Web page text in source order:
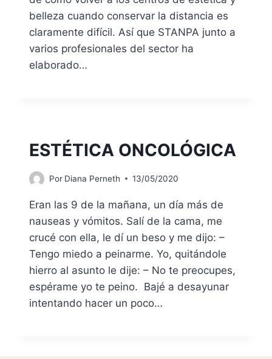
belleza cuando conservar la distancia es
claramente difícil. Así que STANPA junto a
varios profesionales del sector ha
elaborado…
ESTÉTICA ONCOLÓGICA
Por Diana Perneth 13/05/2020
Eran las 9 de la mañana, un día más de
nauseas y vómitos. Salí de la cama, me
crucé con ella, le dí un beso y me dijo: –
Tengo miedo a peinarme. Yo, quitándole
hierro al asunto le dije: – No te preocupes,
espérame yo te peino. Bajé a desayunar
intentando hacer un poco…